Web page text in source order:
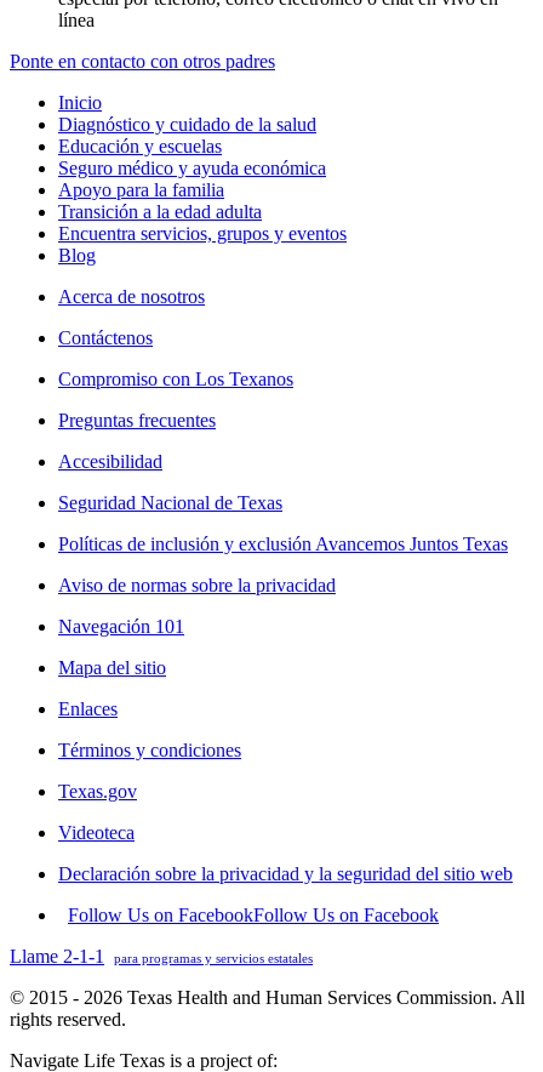
línea
Ponte en contacto con otros padres
Inicio
Diagnóstico y cuidado de la salud
Educación y escuelas
Seguro médico y ayuda económica
Apoyo para la familia
Transición a la edad adulta
Encuentra servicios, grupos y eventos
Blog
Acerca de nosotros
Contáctenos
Compromiso con Los Texanos
Preguntas frecuentes
Accesibilidad
Seguridad Nacional de Texas
Políticas de inclusión y exclusión Avancemos Juntos Texas
Aviso de normas sobre la privacidad
Navegación 101
Mapa del sitio
Enlaces
Términos y condiciones
Texas.gov
Videoteca
Declaración sobre la privacidad y la seguridad del sitio web
Follow Us on FacebookFollow Us on Facebook
Llame 2-1-1
para programas y servicios estatales
© 2015 - 2026 Texas Health and Human Services Commission. All
rights reserved.
Navigate Life Texas is a project of: